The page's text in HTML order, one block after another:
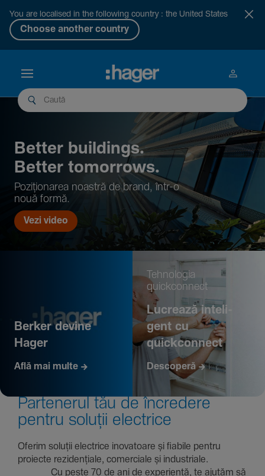
You are localised in the following country : the United States
Choose another country
Better buil­dings.
Better tomor­rows.
Pozi­țio­narea noastră de brand, într-o
nouă formă.
Vezi video
Berker devine
Hager
Află mai multe
Tehno­logia
quickconnect
Lucrează inte­li­
gent cu
quickconnect
Descoperă
Parte­nerul tău de încre­dere
pentru soluții electrice
Oferim soluții electrice inova­toare și fiabile pentru
proiecte rezi­den­țiale, comer­ciale și indus­triale.
Cu peste 70 de ani de expe­riență, te ajutăm să